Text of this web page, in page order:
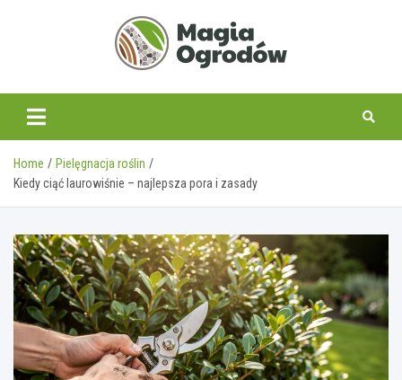
magiaogrodow.pl
Home
Pielęgnacja roślin
Kiedy ciąć laurowiśnie – najlepsza pora i zasady